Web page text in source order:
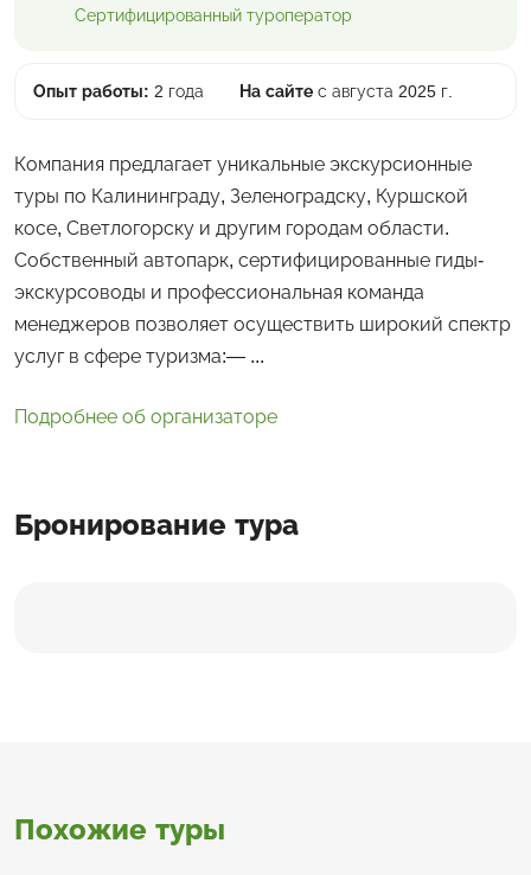
Сертифицированный туроператор
Опыт работы: 2 года На сайте с августа 2025 г.
Компания предлагает уникальные экскурсионные
туры по Калининграду, Зеленоградску, Куршской
косе, Светлогорску и другим городам области.
Собственный автопарк, сертифицированные гиды-
экскурсоводы и профессиональная команда
менеджеров позволяет осуществить широкий спектр
услуг в сфере туризма:— ...
Подробнее об организаторе
Бронирование тура
Похожие туры